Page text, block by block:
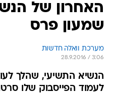
האחרון של
שמעון פרס
מערכת וואלה חדשות
28.9.2016 / 3:06
לעמוד הפייסבוק שלו